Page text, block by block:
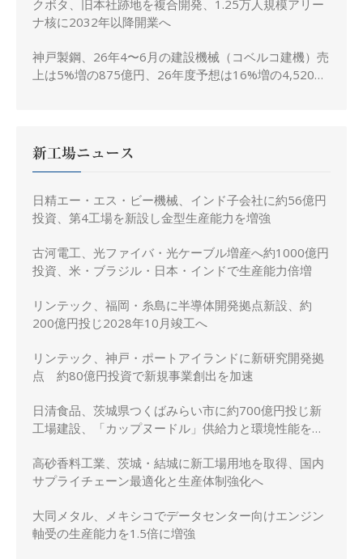
クボタ、旧本社跡地を複合開発、1.25万人規模アリー
ナ核に2032年以降開業へ
神戸製鋼、26年4〜6月の建設機械（コベルコ建機）売
上は5%増の875億円、26年度予想は16%増の4,520億
新工場ニュース
日精エー・エス・ビー機械、インド子会社に約56億円
投資、第4工場を新設し金型生産能力を増強
古河電工、光ファイバ・光ケーブル増産へ約1000億円
投資、米・ブラジル・日本・インドで生産能力倍増
リンテック、福岡・糸島に半導体開発拠点新設、約
200億円投じ2028年10月竣工へ
リンテック、神戸・ポートアイランドに新研究開発拠
点 約80億円投資で新規事業創出を加速
日清食品、茨城県つくばみらい市に約700億円投じ新
工場建設、「カップヌードル」供給力と環境性能を強
高砂香料工業、茨城・結城に新工場用地を取得、国内
サプライチェーン最適化と生産体制強化へ
大同メタル、メキシコでデータセンター向けエンジン
軸受の生産能力を1.5倍に増強